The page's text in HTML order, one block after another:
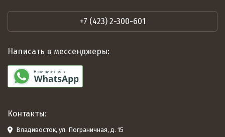
+7 (423) 2-300-601
Написать в мессенджеры:
Контакты:
Владивосток, ул. Пограничная, д. 15